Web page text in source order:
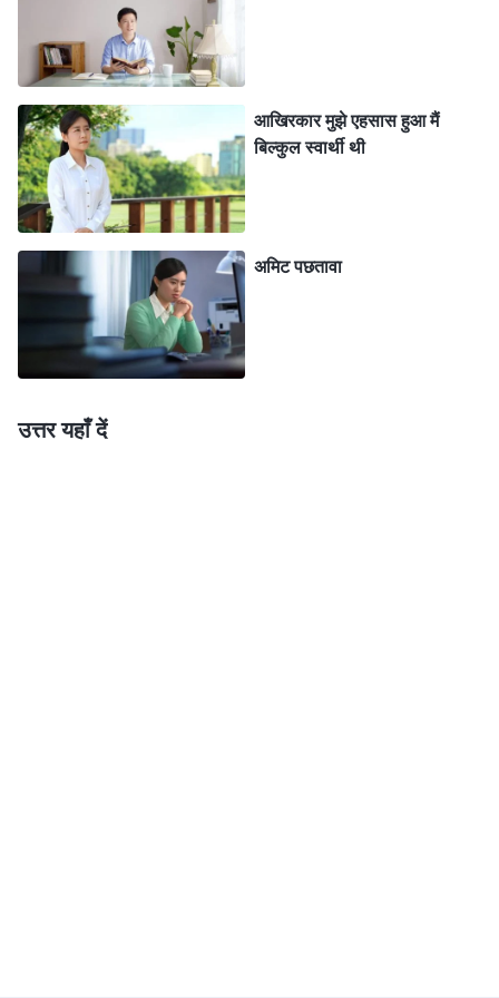
की: "हे परमेश्वर, इस समय मैं अँधेरे में जी रहा हूँ, शैतान ने मुझे मूर्ख
बना दिया है और मैं बहुत अधिक कष्ट भुगत रहा हूँ। आज जो कुछ भी
मेरे साथ हुआ है, मैं उसे स्वीकार नहीं करना चाहता हूँ, मैं तेरी ताड़ना
और न्याय से बच निकलना चाहता हूँ, और मैंने तेरी शिकायत की है
और तेरे साथ विश्वासघात किया है। हे परमेश्वर! मैं तुझसे अनुरोध
करता हूँ कि मेरे हृदय की रक्षा कर, मुझे स्वयं को जाँचने और समझने
में समर्थ बना, मुझ पर दया कर।" इसके बाद मैंने यह उपदेश देखा:
"परमेश्वर कुछ लोगों के साथ विशेष दयालुता और उन्नयन के साथ
व्यवहार करता है। उन्हें अगुआ या कार्यकर्ता बनने के लिए प्रोन्नत
किया जाता है, महत्वपूर्ण कार्य दिए जाते हैं। किन्तु ये लोग परमेश्वर के
प्रेम को वापिस नहीं चुकाते हैं, वे अपनी स्वयं की देह के लिए, हैसियत
प्राप्त करने की तलाश में रहते हैं। क्या ये कार्यकलाप अच्छे कर्म हैं?
आखिरकार मुझे एहसास हुआ मैं
बिल्कुल स्वार्थी थी
अमिट पछतावा
उत्तर यहाँ दें